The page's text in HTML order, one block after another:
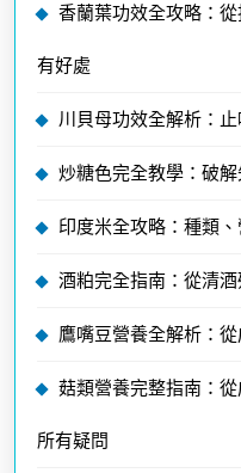
香蘭葉功效全攻略：
有好處
川貝母功效全解析：
炒糖色完全教學：破
印度米全攻略：種類
酒粕完全指南：從清
鷹嘴豆營養全解析：
菇類營養完整指南：
所有疑問